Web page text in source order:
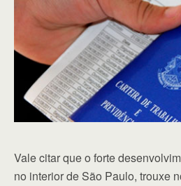
Vale citar que o forte
no interior de São Paulo, trouxe